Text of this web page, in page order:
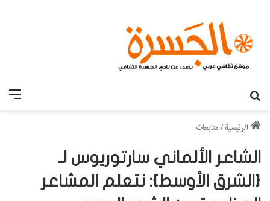
الرئيسية /متابعات
الشاعر الألماني سارتوريوس لـ
{الشرق الأوسط}: نتعلم المشاعر